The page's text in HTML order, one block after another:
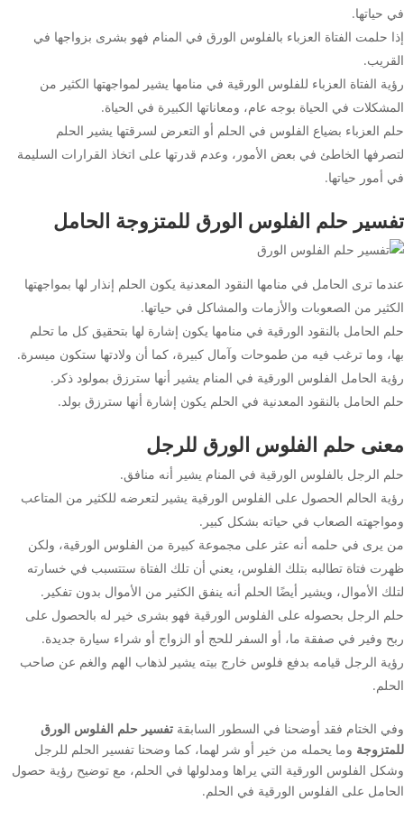
في حياتها.
إذا حلمت الفتاة العزباء بالفلوس الورق في المنام فهو بشرى بزواجها في
القريب.
رؤية الفتاة العزباء للفلوس الورقية في منامها يشير لمواجهتها الكثير من
المشكلات في الحياة بوجه عام، ومعاناتها الكبيرة في الحياة.
حلم العزباء بضياع الفلوس في الحلم أو التعرض لسرقتها يشير الحلم
لتصرفها الخاطئ في بعض الأمور، وعدم قدرتها على اتخاذ القرارات السليمة
في أمور حياتها.
تفسير حلم الفلوس الورق للمتزوجة الحامل
عندما ترى الحامل في منامها النقود المعدنية يكون الحلم إنذار لها بمواجهتها
الكثير من الصعوبات والأزمات والمشاكل في حياتها.
حلم الحامل بالنقود الورقية في منامها يكون إشارة لها بتحقيق كل ما تحلم
بها، وما ترغب فيه من طموحات وآمال كبيرة، كما أن ولادتها ستكون ميسرة.
رؤية الحامل الفلوس الورقية في المنام يشير أنها سترزق بمولود ذكر.
حلم الحامل بالنقود المعدنية في الحلم يكون إشارة أنها سترزق بولد.
معنى حلم الفلوس الورق للرجل
حلم الرجل بالفلوس الورقية في المنام يشير أنه منافق.
رؤية الحالم الحصول على الفلوس الورقية يشير لتعرضه للكثير من المتاعب
ومواجهته الصعاب في حياته بشكل كبير.
من يرى في حلمه أنه عثر على مجموعة كبيرة من الفلوس الورقية، ولكن
ظهرت فتاة تطالبه بتلك الفلوس، يعني أن تلك الفتاة ستتسبب في خسارته
لتلك الأموال، ويشير أيضًا الحلم أنه ينفق الكثير من الأموال بدون تفكير.
حلم الرجل بحصوله على الفلوس الورقية فهو بشرى خير له بالحصول على
ربح وفير في صفقة ما، أو السفر للحج أو الزواج أو شراء سيارة جديدة.
رؤية الرجل قيامه بدفع فلوس خارج بيته يشير لذهاب الهم والغم عن صاحب
الحلم.
وفي الختام فقد أوضحنا في السطور السابقة تفسير حلم الفلوس الورق
للمتزوجة وما يحمله من خير أو شر لهما، كما وضحنا تفسير الحلم للرجل
وشكل الفلوس الورقية التي يراها ومدلولها في الحلم، مع توضيح رؤية حصول
الحامل على الفلوس الورقية في الحلم.